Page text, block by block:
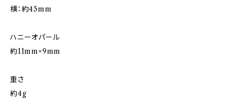
横：約45mm
ハニーオパール
約11mm×9mm
重さ
約4g